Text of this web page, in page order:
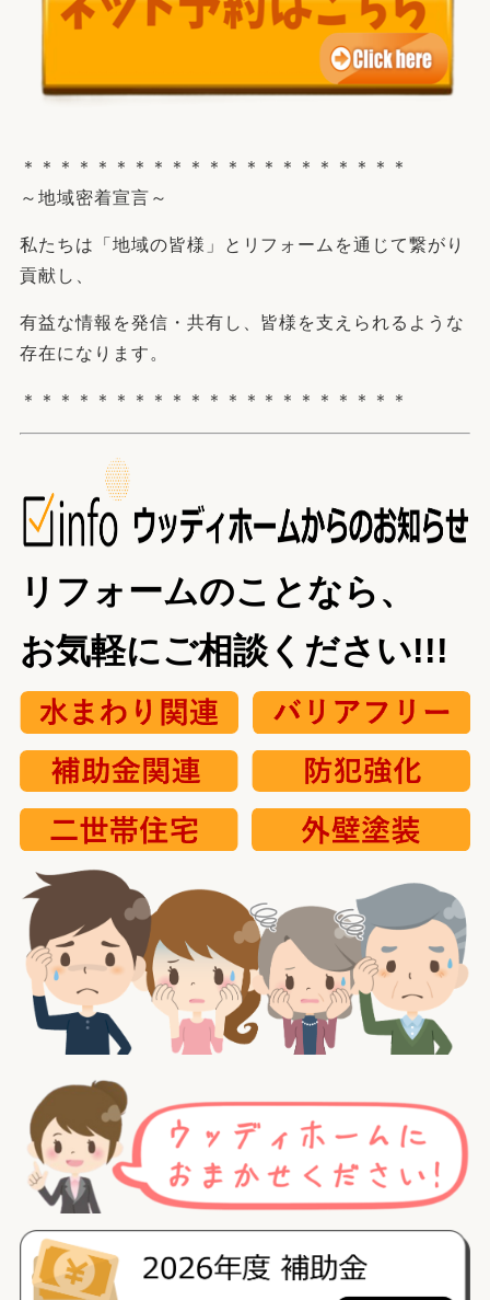
＊＊＊＊＊＊＊＊＊＊＊＊＊＊＊＊＊＊＊＊＊
～地域密着宣言～
私たちは「地域の皆様」とリフォームを通じて繋がり
貢献し、
有益な情報を発信・共有し、皆様を支えられるような
存在になります。
＊＊＊＊＊＊＊＊＊＊＊＊＊＊＊＊＊＊＊＊＊
リフォームのことなら、
お気軽にご相談ください!!!